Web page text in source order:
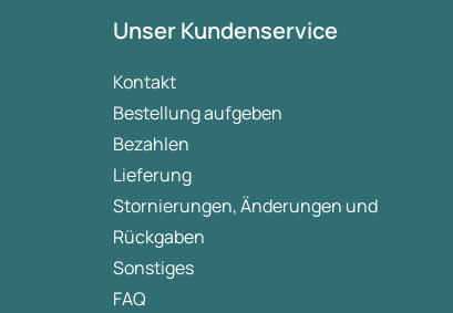
Unser Kundenservice
Kontakt
Bestellung aufgeben
Bezahlen
Lieferung
Stornierungen, Änderungen und
Rückgaben
Sonstiges
FAQ